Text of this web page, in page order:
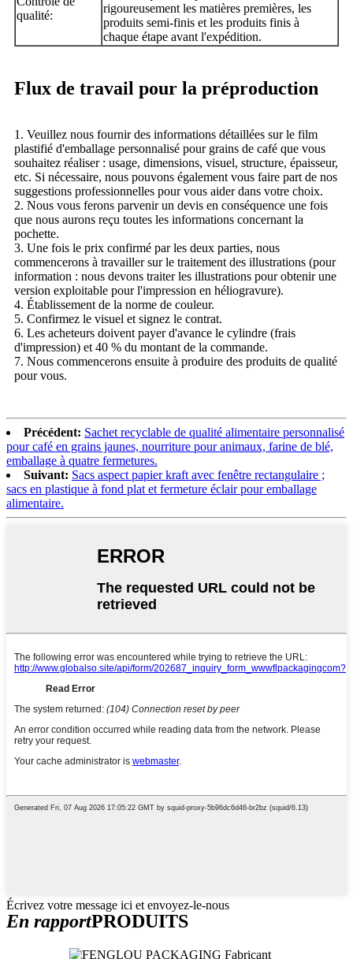
qualité:
rigoureusement les matières premières, les
produits semi-finis et les produits finis à
chaque étape avant l'expédition.
Flux de travail pour la préproduction
1. Veuillez nous fournir des informations détaillées sur le film
plastifié d'emballage personnalisé pour grains de café que vous
souhaitez réaliser : usage, dimensions, visuel, structure, épaisseur,
etc. Si nécessaire, nous pouvons également vous faire part de nos
suggestions professionnelles pour vous aider dans votre choix.
2. Nous vous ferons parvenir un devis en conséquence une fois
que nous aurons reçu toutes les informations concernant la
pochette.
3. Une fois le prix confirmé par les deux parties, nous
commencerons à travailler sur le traitement des illustrations (pour
information : nous devons traiter les illustrations pour obtenir une
version exploitable pour l'impression en héliogravure).
4. Établissement de la norme de couleur.
5. Confirmez le visuel et signez le contrat.
6. Les acheteurs doivent payer d'avance le cylindre (frais
d'impression) et 40 % du montant de la commande.
7. Nous commencerons ensuite à produire des produits de qualité
pour vous.
Précédent: Sachet recyclable de qualité alimentaire personnalisé
pour café en grains jaunes, nourriture pour animaux, farine de blé,
emballage à quatre fermetures.
Suivant: Sacs aspect papier kraft avec fenêtre rectangulaire ;
sacs en plastique à fond plat et fermeture éclair pour emballage
alimentaire.
Écrivez votre message ici et envoyez-le-nous
En rapportPRODUITS